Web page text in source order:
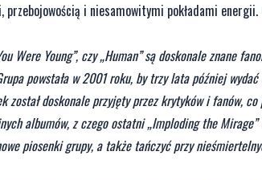
i niesamowitymi pokładami energii.
Were Young”, czy „Human” są doskonale znane
powstała w 2001 roku, by trzy lata później
został doskonale przyjęty przez krytyków i fanów,
albumów, z czego ostatni „Imploding the
piosenki grupy, a także tańczyć przy